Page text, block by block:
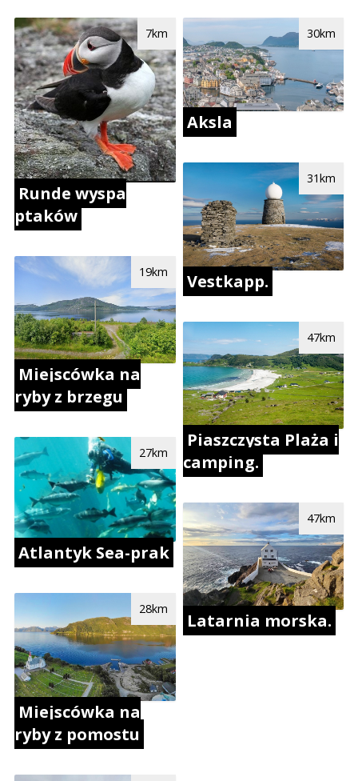
Runde wyspa
ptaków
7km
Miejscówka na
ryby z brzegu
19km
Atlantyk Sea-prak
27km
Miejscówka na
ryby z pomostu
28km
Aksla
30km
Vestkapp.
31km
Piaszczysta Plaża i
camping.
47km
Latarnia morska.
47km